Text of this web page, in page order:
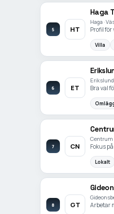
5 HT
Haga
Haga ·
Profil
Villa
6 ET
Erikslund
Bra val
7 CN
Centrum
Fokus
Lokalt
8 GT Arbetar